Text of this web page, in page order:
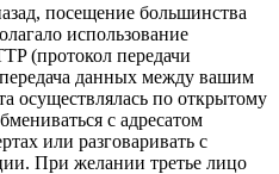
посещение большинства
использование
(протокол передачи
передача данных между вашим
осуществлялась по открытому
с адресатом
или разговаривать с
При желании третье лицо